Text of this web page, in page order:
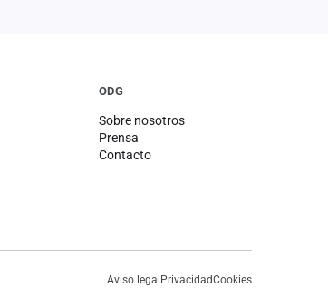
ODG
Sobre nosotros
Prensa
Contacto
Aviso legalPrivacidadCookies